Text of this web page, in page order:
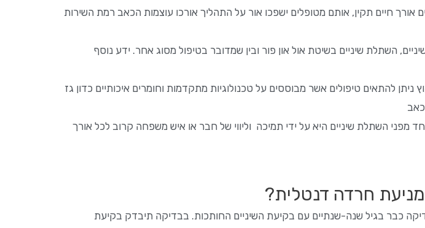
חיים תקין, אותם מטופלים ישפכו אור על התהליך אורכו עוצמות הכאב רמת השירות
השתלת שיניים בשיטת אול און פור ובין שמדובר בטיפול מסוג אחר. ידע נוסף
להתאים טיפולים אשר מבוססים על טכנולוגיות מתקדמות וחומרים איכותיים כדון גז
השתלת שיניים היא על ידי תמיכה וליווי של חבר או איש משפחה קרוב לכל אורך
חרדה דנטלית?
כבר בגיל שנה-שנתיים עם בקיעת השיניים החותכות. בבדיקה תיבדק בקיעת